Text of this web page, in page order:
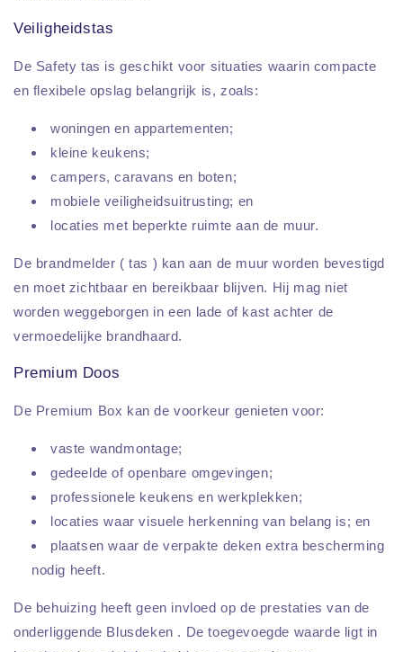
Veiligheidstas
De Safety tas is geschikt voor situaties waarin compacte
en flexibele opslag belangrijk is, zoals:
woningen en appartementen;
kleine keukens;
campers, caravans en boten;
mobiele veiligheidsuitrusting; en
locaties met beperkte ruimte aan de muur.
De brandmelder ( tas ) kan aan de muur worden bevestigd
en moet zichtbaar en bereikbaar blijven. Hij mag niet
worden weggeborgen in een lade of kast achter de
vermoedelijke brandhaard.
Premium Doos
De Premium Box kan de voorkeur genieten voor:
vaste wandmontage;
gedeelde of openbare omgevingen;
professionele keukens en werkplekken;
locaties waar visuele herkenning van belang is; en
plaatsen waar de verpakte deken extra bescherming
nodig heeft.
De behuizing heeft geen invloed op de prestaties van de
onderliggende Blusdeken . De toegevoegde waarde ligt in